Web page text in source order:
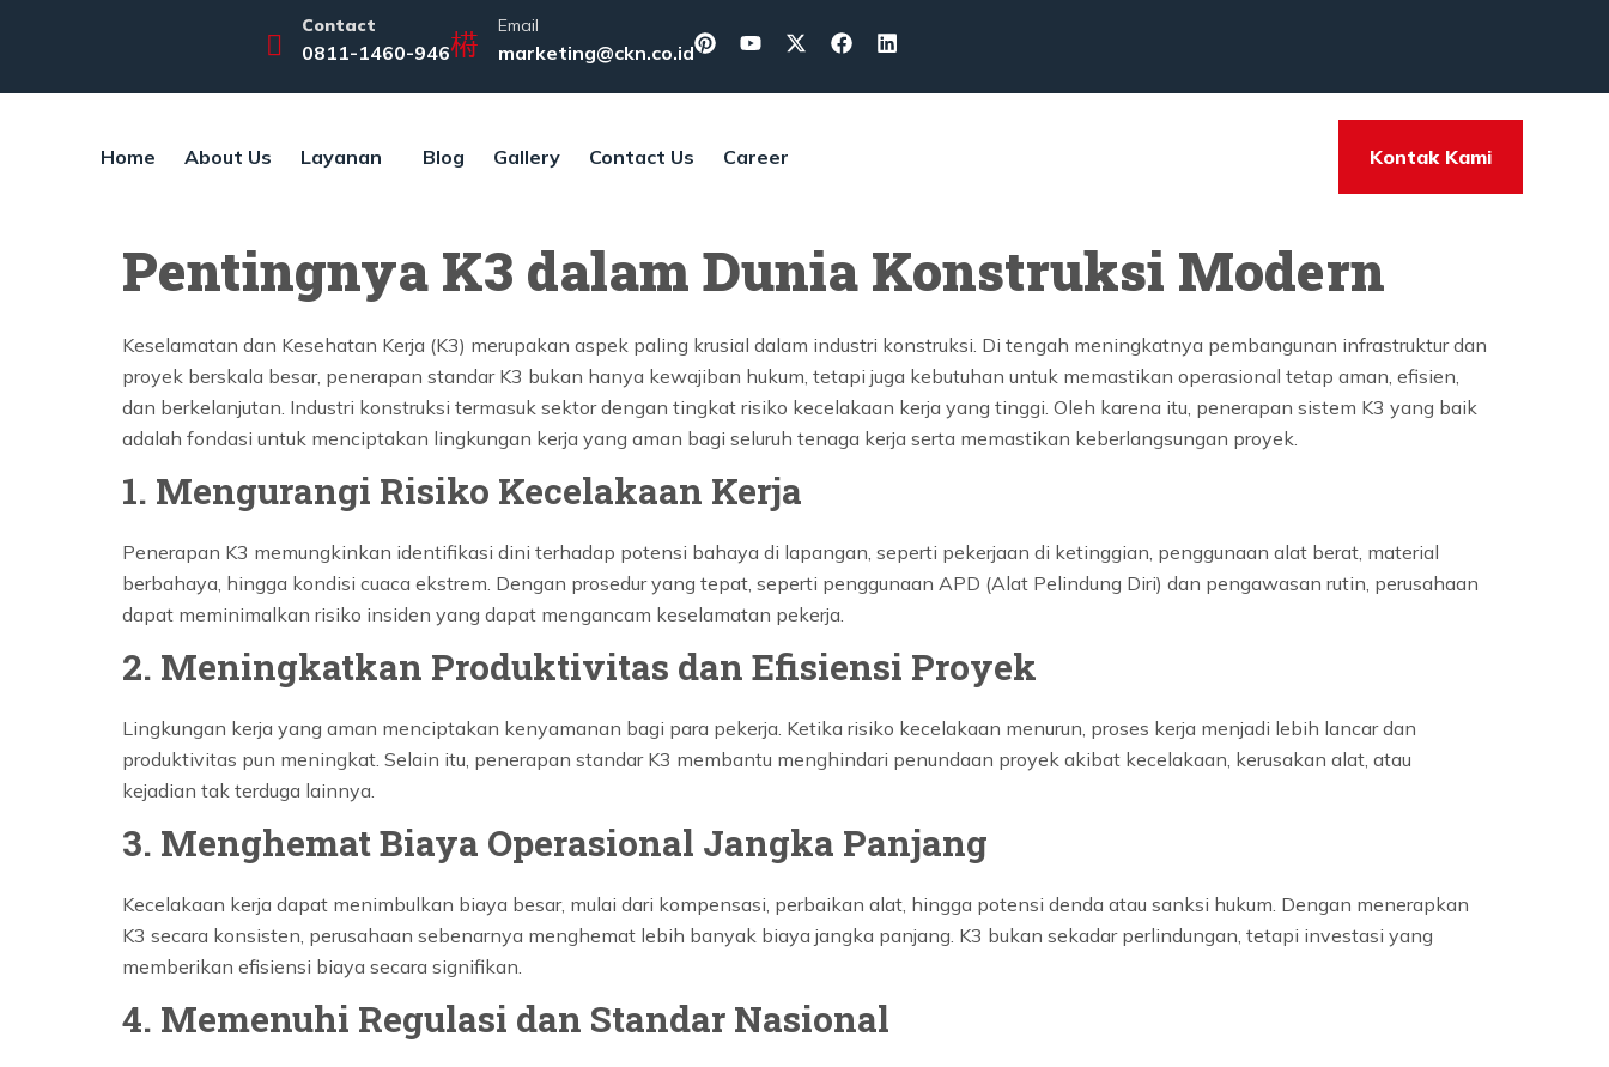
Contact
0811-1460-946
Email
marketing@ckn.co.id
Home About Us Layanan Blog Gallery Contact Us Career Kontak Kami
Pentingnya K3 dalam Dunia Konstruksi Modern
Keselamatan dan Kesehatan Kerja (K3) merupakan aspek paling krusial dalam industri konstruksi. Di tengah meningkatnya pembangunan infrastruktur dan
proyek berskala besar, penerapan standar K3 bukan hanya kewajiban hukum, tetapi juga kebutuhan untuk memastikan operasional tetap aman, efisien,
dan berkelanjutan. Industri konstruksi termasuk sektor dengan tingkat risiko kecelakaan kerja yang tinggi. Oleh karena itu, penerapan sistem K3 yang baik
adalah fondasi untuk menciptakan lingkungan kerja yang aman bagi seluruh tenaga kerja serta memastikan keberlangsungan proyek.
1. Mengurangi Risiko Kecelakaan Kerja
Penerapan K3 memungkinkan identifikasi dini terhadap potensi bahaya di lapangan, seperti pekerjaan di ketinggian, penggunaan alat berat, material
berbahaya, hingga kondisi cuaca ekstrem. Dengan prosedur yang tepat, seperti penggunaan APD (Alat Pelindung Diri) dan pengawasan rutin, perusahaan
dapat meminimalkan risiko insiden yang dapat mengancam keselamatan pekerja.
2. Meningkatkan Produktivitas dan Efisiensi Proyek
Lingkungan kerja yang aman menciptakan kenyamanan bagi para pekerja. Ketika risiko kecelakaan menurun, proses kerja menjadi lebih lancar dan
produktivitas pun meningkat. Selain itu, penerapan standar K3 membantu menghindari penundaan proyek akibat kecelakaan, kerusakan alat, atau
kejadian tak terduga lainnya.
3. Menghemat Biaya Operasional Jangka Panjang
Kecelakaan kerja dapat menimbulkan biaya besar, mulai dari kompensasi, perbaikan alat, hingga potensi denda atau sanksi hukum. Dengan menerapkan
K3 secara konsisten, perusahaan sebenarnya menghemat lebih banyak biaya jangka panjang. K3 bukan sekadar perlindungan, tetapi investasi yang
memberikan efisiensi biaya secara signifikan.
4. Memenuhi Regulasi dan Standar Nasional